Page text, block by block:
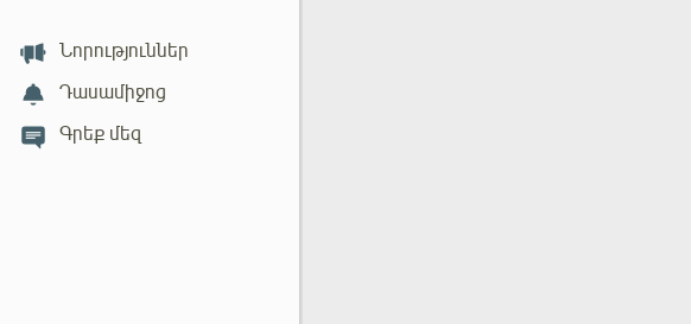
Նորություններ
Դասամիջոց
Գրեք մեզ